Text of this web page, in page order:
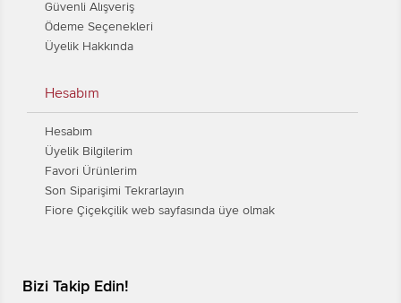
Güvenli Alışveriş
Ödeme Seçenekleri
Üyelik Hakkında
Hesabım
Hesabım
Üyelik Bilgilerim
Favori Ürünlerim
Son Siparişimi Tekrarlayın
Fiore Çiçekçilik web sayfasında üye olmak
Bizi Takip Edin!